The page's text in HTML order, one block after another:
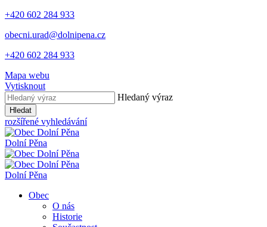
+420 602 284 933
obecni.urad@dolnipena.cz
+420 602 284 933
Mapa webu
Vytisknout
Hledaný výraz
Hledat
rozšířené vyhledávání
Dolní Pěna
Dolní Pěna
Obec
O nás
Historie